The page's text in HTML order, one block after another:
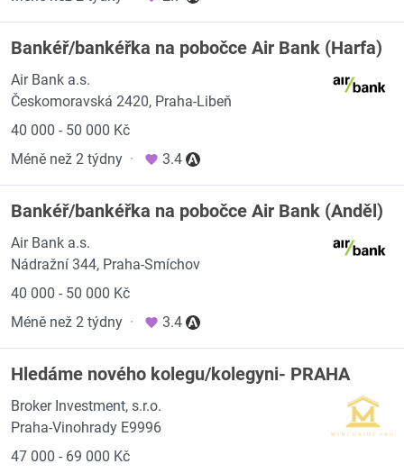
Bankéř/bankéřka na pobočce Air Bank (Harfa)
Air Bank a.s.
Českomoravská 2420, Praha-Libeň
40 000 - 50 000 Kč
Méně než 2 týdny · 3.4
Bankéř/bankéřka na pobočce Air Bank (Anděl)
Air Bank a.s.
Nádražní 344, Praha-Smíchov
40 000 - 50 000 Kč
Méně než 2 týdny · 3.4
Hledáme nového kolegu/kolegyni- PRAHA
Broker Investment, s.r.o.
Praha-Vinohrady E9996
47 000 - 69 000 Kč